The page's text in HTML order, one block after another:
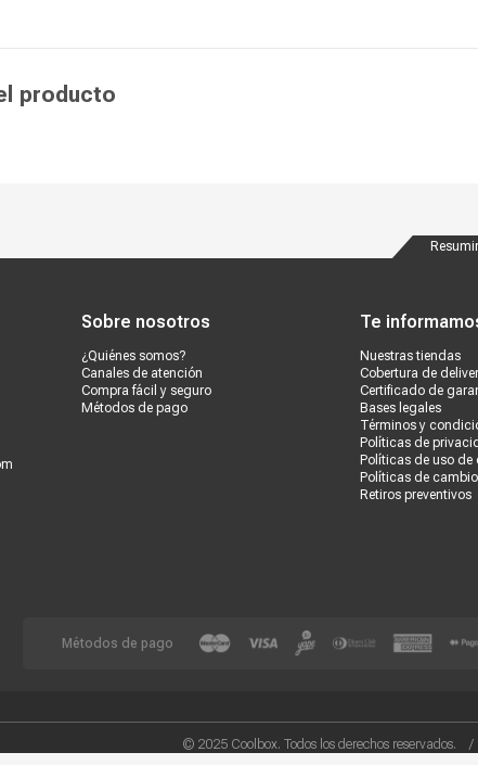
producto
Sobre nosotros
¿Quiénes somos?
Canales de atención
Compra fácil y seguro
Métodos de pago
Te
Nuestras tiendas
Cobertura de
Certificado de
Bases legales
Términos y
Políticas de
Políticas de uso de
Políticas de
Retiros preventivos
Métodos de pago
© 2025 Coolbox. Todos los derechos